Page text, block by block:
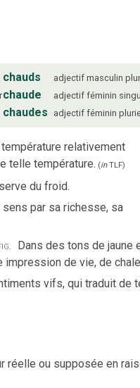
chauds adjectif masculin
chaude adjectif féminin
chaudes adjectif féminin
relativement
telle température. (inTLF)
du froid.
par sa richesse, sa
Dans des tons de jaune
impression de vie, de
vifs, qui traduit de
réelle ou supposée en